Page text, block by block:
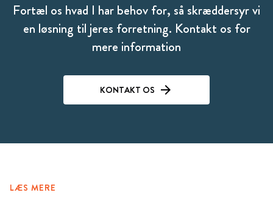
Fortæl os hvad I har behov for, så skræddersyr vi
en løsning til jeres forretning. Kontakt os for
mere information
KONTAKT OS
LÆS MERE